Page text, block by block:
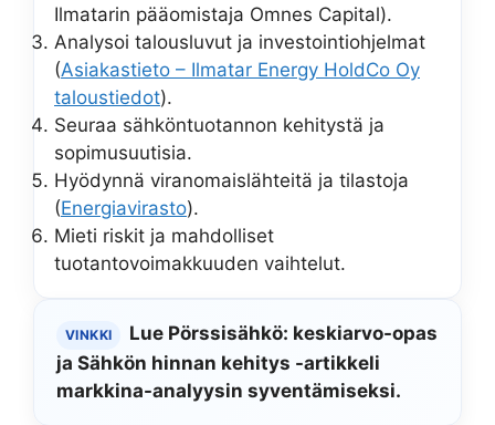
Ilmatarin pääomistaja Omnes Capital).
Analysoi talousluvut ja investointiohjelmat
(Asiakastieto – Ilmatar Energy HoldCo Oy
taloustiedot).
Seuraa sähköntuotannon kehitystä ja
sopimusuutisia.
Hyödynnä viranomaislähteitä ja tilastoja
(Energiavirasto).
Mieti riskit ja mahdolliset
tuotantovoimakkuuden vaihtelut.
VINKKI
Lue Pörssisähkö: keskiarvo-opas
ja Sähkön hinnan kehitys -artikkeli
markkina-analyysin syventämiseksi.